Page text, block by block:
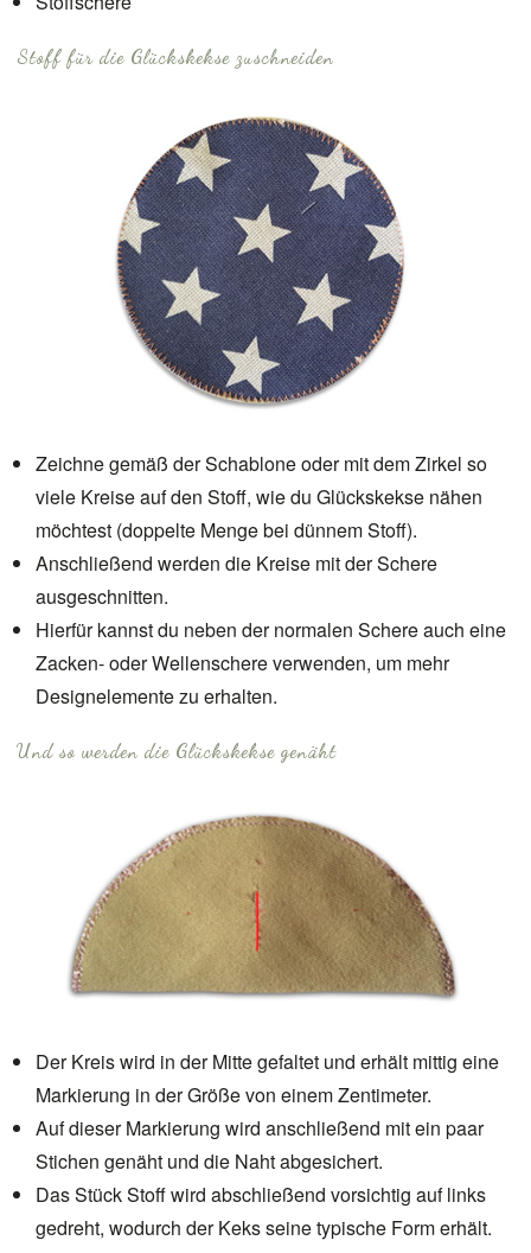
Stoff für die Glückskekse zuschneiden
Zeichne gemäß der Schablone oder mit dem Zirkel so
viele Kreise auf den Stoff, wie du Glückskekse nähen
möchtest (doppelte Menge bei dünnem Stoff).
Anschließend werden die Kreise mit der Schere
ausgeschnitten.
Hierfür kannst du neben der normalen Schere auch eine
Zacken- oder Wellenschere verwenden, um mehr
Designelemente zu erhalten.
Und so werden die Glückskekse genäht
Der Kreis wird in der Mitte gefaltet und erhält mittig eine
Markierung in der Größe von einem Zentimeter.
Auf dieser Markierung wird anschließend mit ein paar
Stichen genäht und die Naht abgesichert.
Das Stück Stoff wird abschließend vorsichtig auf links
gedreht, wodurch der Keks seine typische Form erhält.